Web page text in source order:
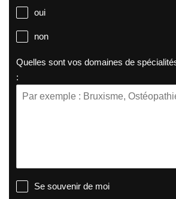
oui
non
Quelles sont vos domaines de
:
Se souvenir de moi